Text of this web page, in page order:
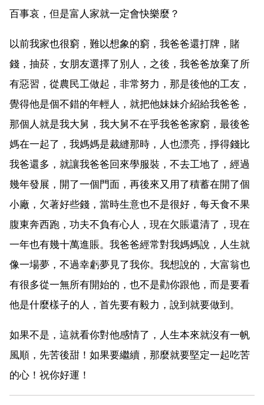
百事哀，但是富人家就一定會快樂麼？
以前我家也很窮，難以想象的窮，我爸爸還打牌，賭
錢，抽菸，女朋友選擇了別人，之後，我爸爸放棄了所
有惡習，從農民工做起，非常努力，那是後他的工友，
覺得他是個不錯的年輕人，就把他妹妹介紹給我爸爸，
那個人就是我大舅，我大舅不在乎我爸爸家窮，最後爸
媽在一起了，我媽媽是裁縫那時，人也漂亮，掙得錢比
我爸還多，就讓我爸爸回來學服裝，不去工地了，經過
幾年發展，開了一個門面，再後來又用了積蓄在開了個
小廠，欠著好些錢，當時生意也不是很好，每天食不果
腹東奔西跑，功夫不負有心人，現在欠賬還清了，現在
一年也有幾十萬進賬。我爸爸經常對我媽媽說，人生就
像一場夢，不過幸虧夢見了我你。我想說的，大富翁也
有很多從一無所有開始的，也不是勸你跟他，而是要看
他是什麼樣子的人，首先要有毅力，說到就要做到。
如果不是，這就看你對他感情了，人生本來就沒有一帆
風順，先苦後甜！如果要繼續，那麼就要堅定一起吃苦
的心！祝你好運！